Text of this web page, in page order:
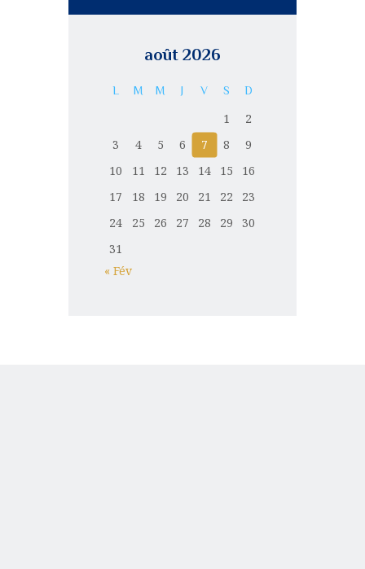
août 2026
L M M J V S D
1
2
3
4 5 6 7 8
9
10
11 12 13 14 15
16
17
18 19 20 21 22
23
24
25 26 27 28 29
30
31
« Fév